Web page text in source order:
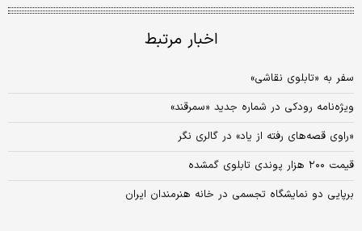
اخبار مرتبط
سفر به «تابلوی نقاشی»
ویژه‌نامه رودکی در شماره جدید «سمرقند»
«راوی قصه‌های رفته از یاد» در گالری نگر
قیمت ۲۰۰ هزار پوندی تابلوی گمشده
برپایی دو نمایشگاه تجسمی در خانه هنرمندان ایران